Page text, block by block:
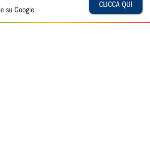
su Google
CLICCA QUI